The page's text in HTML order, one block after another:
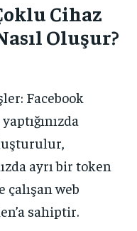
Cihaz
Oluşur?
Facebook
ayrı bir token
web
sahiptir.